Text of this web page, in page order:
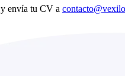
y envía tu CV a